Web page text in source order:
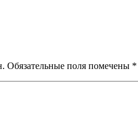
Обязательные поля помечены *